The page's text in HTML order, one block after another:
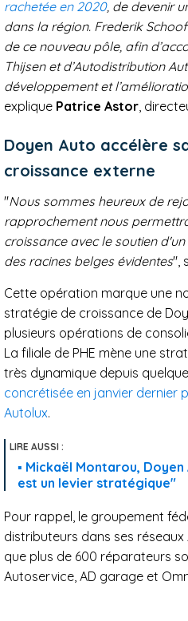
rachetée en 2020, de devenir
dans la région. Frederik
de ce nouveau pôle, afin
Thijsen et d’Autodistribution
développement et
explique Patrice Astor,
Doyen Auto accélère
croissance externe
"Nous sommes heureux de
rapprochement nous
croissance avec le soutien
des racines belges évidentes",
Cette opération marque une
stratégie de croissance de
plusieurs opérations de
La filiale de PHE mène une
très dynamique depuis
concrétisée en janvier dernier
Autolux.
Mickaël Montarou,
est un levier stratégique"
Pour rappel, le groupement
distributeurs dans ses
que plus de 600 réparateurs
Autoservice, AD garage et